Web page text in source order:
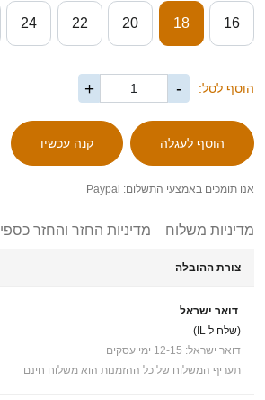
16
18
20
22
24
הוסף לסל: -
+
אנו תומכים באמצעי התשלום: Paypal
מדיניות משלוח מדיניות החזר והחזר כספי
צורת ההובלה
דואר ישראל
(שלח ל IL)
דואר ישראל: 12-15 ימי עסקים
תעריף המשלוח של כל ההזמנות הוא משלוח חינם